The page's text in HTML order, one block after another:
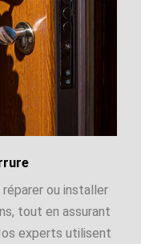
ou installer
tout en assurant
experts utilisent